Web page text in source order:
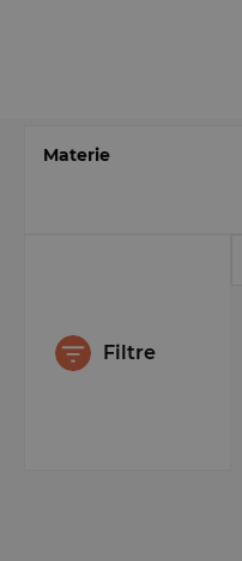
Materie
Filtre